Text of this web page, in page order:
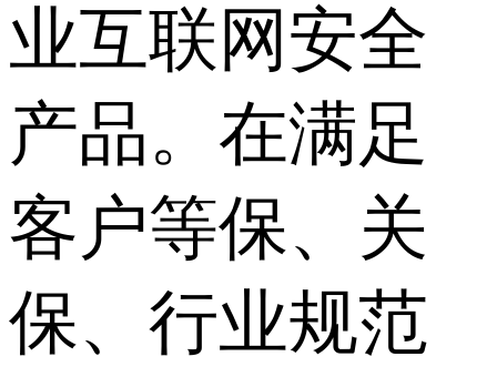
业互联网安全
产品。在满足
客户等保、关
保、行业规范